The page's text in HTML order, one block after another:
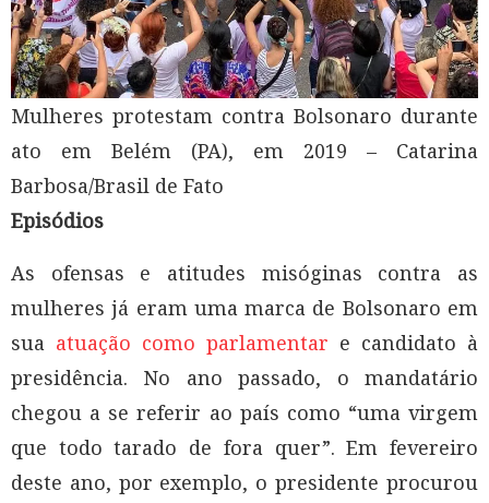
Mulheres protestam contra Bolsonaro durante
ato em Belém (PA), em 2019 – Catarina
Barbosa/Brasil de Fato
Episódios
As ofensas e atitudes misóginas contra as
mulheres já eram uma marca de Bolsonaro em
sua atuação como parlamentar e candidato à
presidência. No ano passado, o mandatário
chegou a se referir ao país como “uma virgem
que todo tarado de fora quer”. Em fevereiro
deste ano, por exemplo, o presidente procurou